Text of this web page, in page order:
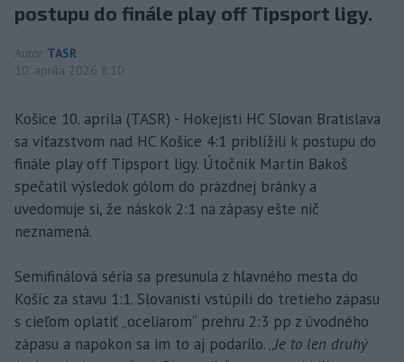
postupu do finále play off Tipsport ligy.
Autor TASR
10. apríla 2026 8:10
Košice 10. apríla (TASR) - Hokejisti HC Slovan Bratislava
sa víťazstvom nad HC Košice 4:1 priblížili k postupu do
finále play off Tipsport ligy. Útočník Martin Bakoš
spečatil výsledok gólom do prázdnej bránky a
uvedomuje si, že náskok 2:1 na zápasy ešte nič
neznamená.
Semifinálová séria sa presunula z hlavného mesta do
Košíc za stavu 1:1. Slovanisti vstúpili do tretieho zápasu
s cieľom oplatiť „oceliarom“ prehru 2:3 pp z úvodného
zápasu a napokon sa im to aj podarilo. „Je to len druhý